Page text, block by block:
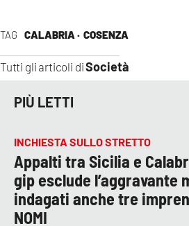
TAG CALABRIA · COSENZA
Tutti gli articoli diSocietà
PIÙ LETTI
INCHIESTA SULLO STRETTO
Appalti tra Sicilia e
gip esclude l’aggravante
indagati anche tre
NOMI